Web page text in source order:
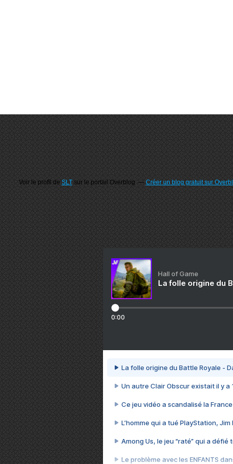
Voir le profil deSLTsur le portail Overblog Créer un blog gratuit sur
Hall of Game
La folle origine du
0:00
La folle origine du Battle Royale -
Un autre Clair Obscur existait il y
Ce jeu vidéo a scandalisé la
L’homme qui a tué PlayStation, Jim
Among Us, le jeu “raté” qui a défié
Le problème avec les ENFANTS